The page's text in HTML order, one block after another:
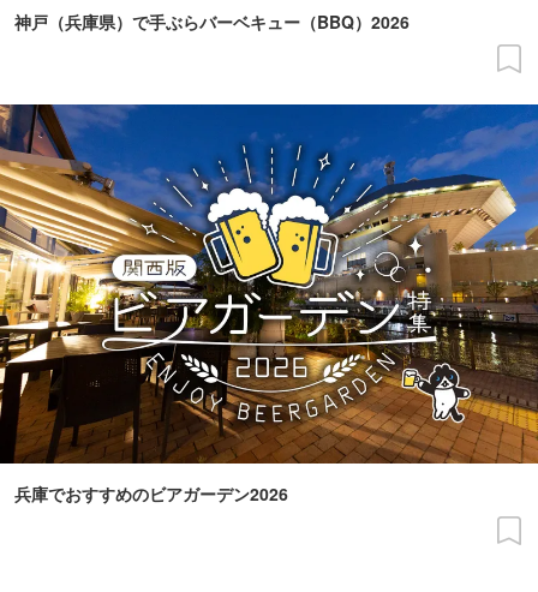
神戸（兵庫県）で手ぶらバーベキュー（BBQ）2026
兵庫でおすすめのビアガーデン2026